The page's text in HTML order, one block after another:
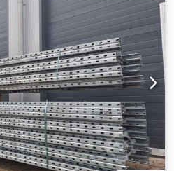
Agtof 04x
Materialfarbe: gelb
Weite: 1.000 mm 08x
Ausführung: komplett verzinkt
Stärke Spanplatte: 38
mm Tiefe Spanplatte: 900 mm
(ggf. zweiteilig) 01x Spanplatte
38 mm Breite
900 mm Oberfläche:
16x Bohrschrauben, neu
6,3 x 70 mm